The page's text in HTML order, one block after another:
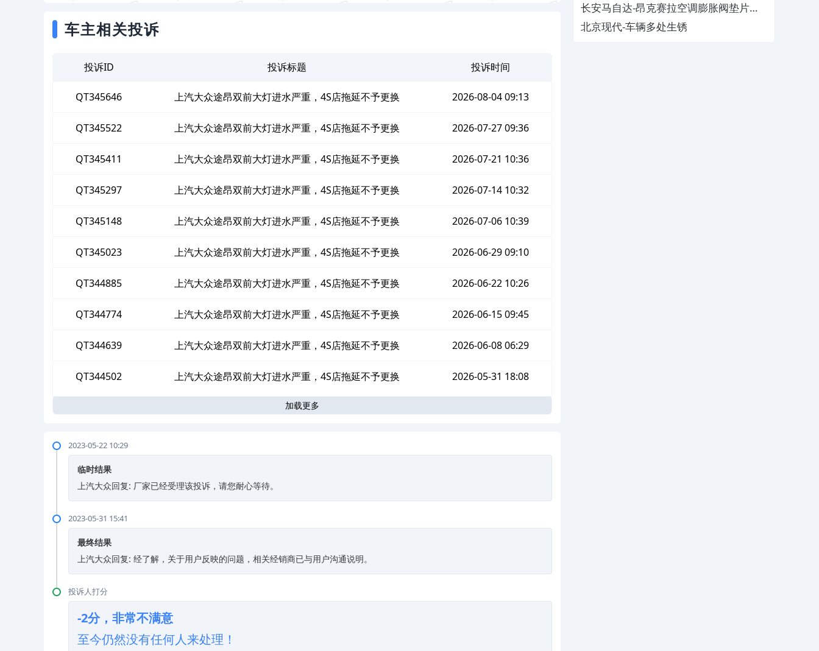
车主相关投诉
投诉ID 投诉标题 投诉时间
QT345646 上汽大众途昂双前大灯进水严重，4S店拖延不予更换 2026-08-04 09:13
QT345522 上汽大众途昂双前大灯进水严重，4S店拖延不予更换 2026-07-27 09:36
QT345411 上汽大众途昂双前大灯进水严重，4S店拖延不予更换 2026-07-21 10:36
QT345297 上汽大众途昂双前大灯进水严重，4S店拖延不予更换 2026-07-14 10:32
QT345148 上汽大众途昂双前大灯进水严重，4S店拖延不予更换 2026-07-06 10:39
QT345023 上汽大众途昂双前大灯进水严重，4S店拖延不予更换 2026-06-29 09:10
QT344885 上汽大众途昂双前大灯进水严重，4S店拖延不予更换 2026-06-22 10:26
QT344774 上汽大众途昂双前大灯进水严重，4S店拖延不予更换 2026-06-15 09:45
QT344639 上汽大众途昂双前大灯进水严重，4S店拖延不予更换 2026-06-08 06:29
QT344502 上汽大众途昂双前大灯进水严重，4S店拖延不予更换 2026-05-31 18:08
加载更多
2023-05-22 10:29
临时结果
上汽大众回复: 厂家已经受理该投诉，请您耐心等待。
2023-05-31 15:41
最终结果
上汽大众回复: 经了解，关于用户反映的问题，相关经销商已与用户沟通说明。
投诉人打分
-2分，非常不满意
至今仍然没有任何人来处理！
长安马自达-昂克赛拉空调膨胀阀垫片生
锈
北京现代-车辆多处生锈